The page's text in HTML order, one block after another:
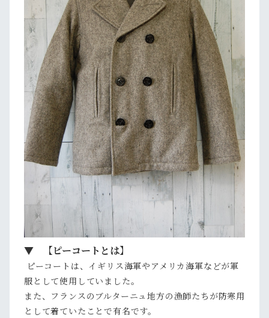
▼ 【ピーコートとは】
ピーコートは、イギリス海軍やアメリカ海軍などが軍
服として使用していました。
また、フランスのブルターニュ地方の漁師たちが防寒用
として着ていたことで有名です。